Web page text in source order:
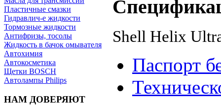
Пластичные смазки
Гидравлич-е жидкости
Тормозные жидкости
Антифризы, тосолы
Жидкость в бачок омывателя
Автохимия
Автокосметика
Щетки BOSCH
Автолампы Philips
НАМ ДОВЕРЯЮТ
Shell Helix
Паспорт